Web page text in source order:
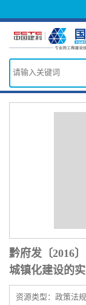
黔府发〔2016
城镇化建设的
资源类型：政策法规